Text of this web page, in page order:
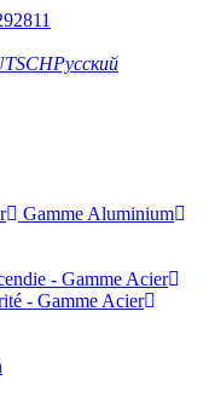
Русский
Gamme Aluminium
- Gamme Acier
- Gamme Acier